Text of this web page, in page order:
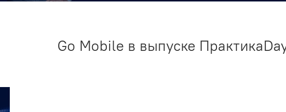
Go Mobile в выпуске